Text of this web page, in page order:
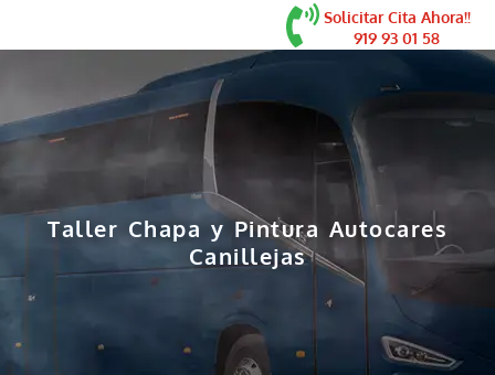
Solicitar Cita Ahora!!
919 93 01 58
Taller Chapa y Pintura Autocares
Canillejas